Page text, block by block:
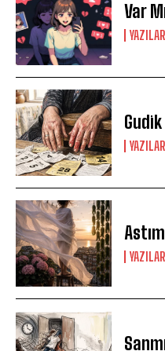
Var
YAZILAR
Gudik
YAZILAR
Astım
YAZILAR